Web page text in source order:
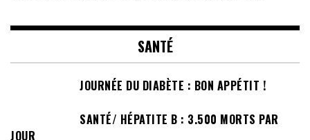
SANTÉ
JOURNÉE DU DIABÈTE : BON APPÉTIT !
SANTÉ/ HÉPATITE B : 3.500 MORTS PAR
JOUR